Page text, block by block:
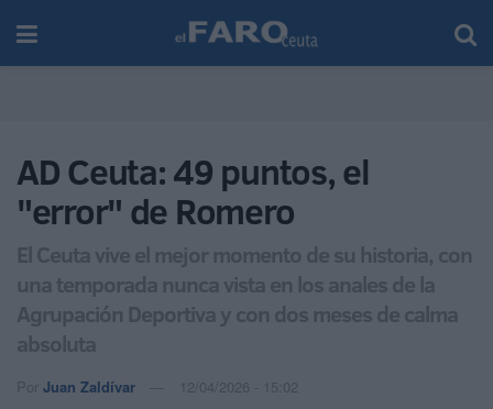
AD Ceuta: 49 puntos, el
"error" de Romero
El Ceuta vive el mejor momento de su historia, con
una temporada nunca vista en los anales de la
Agrupación Deportiva y con dos meses de calma
absoluta
Por Juan Zaldívar 12/04/2026 - 15:02